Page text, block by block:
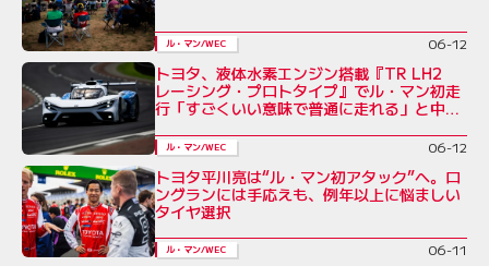
ル・マン/WEC 06-12
トヨタ、液体水素エンジン搭載『TR LH2
レーシング・プロトタイプ』でル・マン初走
行「すごくいい意味で普通に走れる」と中嶋
ル・マン/WEC 06-12
トヨタ平川亮は“ル・マン初アタック”へ。ロ
ングランには手応えも、例年以上に悩ましい
タイヤ選択
ル・マン/WEC 06-11